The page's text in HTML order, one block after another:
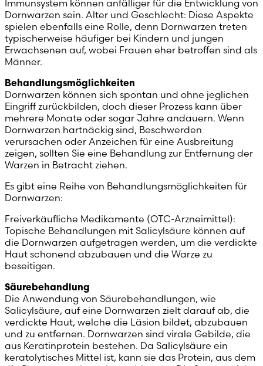
Immunsystem können anfälliger für die Entwicklung von
Dornwarzen sein. Alter und Geschlecht: Diese Aspekte
spielen ebenfalls eine Rolle, denn Dornwarzen treten
typischerweise häufiger bei Kindern und jungen
Erwachsenen auf, wobei Frauen eher betroffen sind als
Männer.
Behandlungsmöglichkeiten
Dornwarzen können sich spontan und ohne jeglichen
Eingriff zurückbilden, doch dieser Prozess kann über
mehrere Monate oder sogar Jahre andauern. Wenn
Dornwarzen hartnäckig sind, Beschwerden
verursachen oder Anzeichen für eine Ausbreitung
zeigen, sollten Sie eine Behandlung zur Entfernung der
Warzen in Betracht ziehen.
Es gibt eine Reihe von Behandlungsmöglichkeiten für
Dornwarzen:
Freiverkäufliche Medikamente (OTC-Arzneimittel):
Topische Behandlungen mit Salicylsäure können auf
die Dornwarzen aufgetragen werden, um die verdickte
Haut schonend abzubauen und die Warze zu
beseitigen.
Säurebehandlung
Die Anwendung von Säurebehandlungen, wie
Salicylsäure, auf eine Dornwarzen zielt darauf ab, die
verdickte Haut, welche die Läsion bildet, abzubauen
und zu entfernen. Dornwarzen sind virale Gebilde, die
aus Keratinprotein bestehen. Da Salicylsäure ein
keratolytisches Mittel ist, kann sie das Protein, aus dem